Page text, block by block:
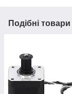
Подібні товари